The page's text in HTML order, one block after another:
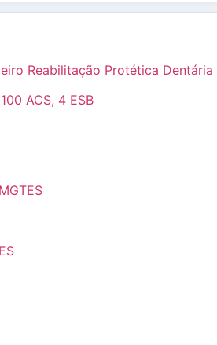
Reabilitação Protética Dentária
ACS, 4 ESB